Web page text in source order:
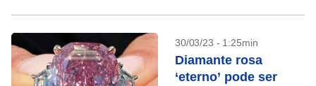
30/03/23 - 1:25min
Diamante rosa
‘eterno’ pode ser